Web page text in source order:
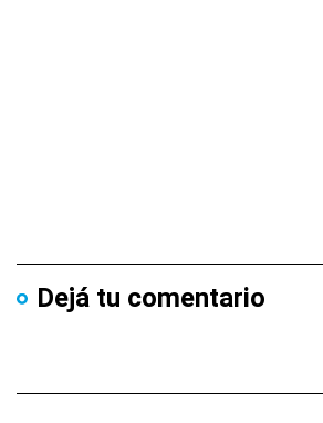
Dejá tu comentario